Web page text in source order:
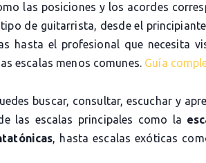
las posiciones y los acordes
de guitarrista, desde el
hasta el profesional que necesita
escalas menos comunes. Guía
buscar, consultar, escuchar y
las escalas principales como la
, hasta escalas exóticas